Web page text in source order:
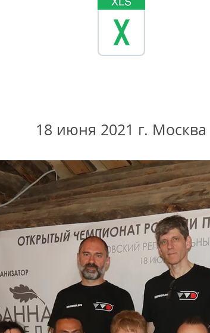
18 июня 2021 г. Москва